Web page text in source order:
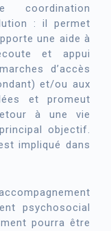
coordination
: il permet
une aide à
et appui
d’accès
et/ou aux
et promeut
à une vie
objectif.
impliqué dans
psychosocial
pourra être